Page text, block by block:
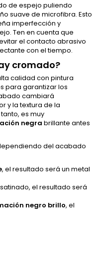
de espejo puliendo
suave de microfibra. Esto
imperfección y
Ten en cuenta que
el contacto abrasivo
con el tiempo.
cromado?
calidad con pintura
para garantizar los
cambiará
y la textura de la
es muy
negra brillante antes
del acabado
, el resultado será un metal
el resultado será
negro brillo, el